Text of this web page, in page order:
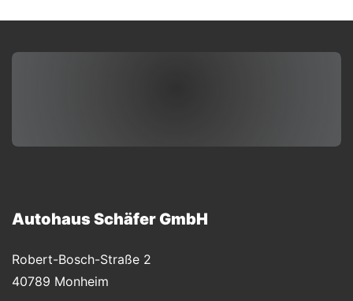
Autohaus Schäfer GmbH
Robert-Bosch-Straße 2
40789 Monheim